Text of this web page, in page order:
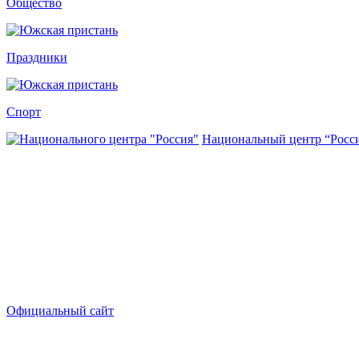
Праздники
Спорт
Национальный центр
Официальный сайт